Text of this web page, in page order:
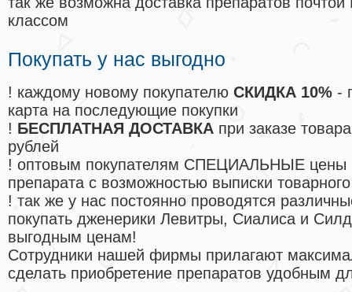
классом
Покупать у нас выгодно
! каждому новому покупателю СКИДКА 10% -
карта на последующие покупки
! БЕСПЛАТНАЯ ДОСТАВКА при заказе
рублей
! оптовым покупателям СПЕЦИАЛЬНЫЕ цены
препарата с возможностью выписки
! так же у нас постоянно проводятся
покупать дженерики Левитры, Сиалиса и
выгодным ценам!
Cотрудники нашей фирмы прилагают
сделать приобретение препаратов удобным